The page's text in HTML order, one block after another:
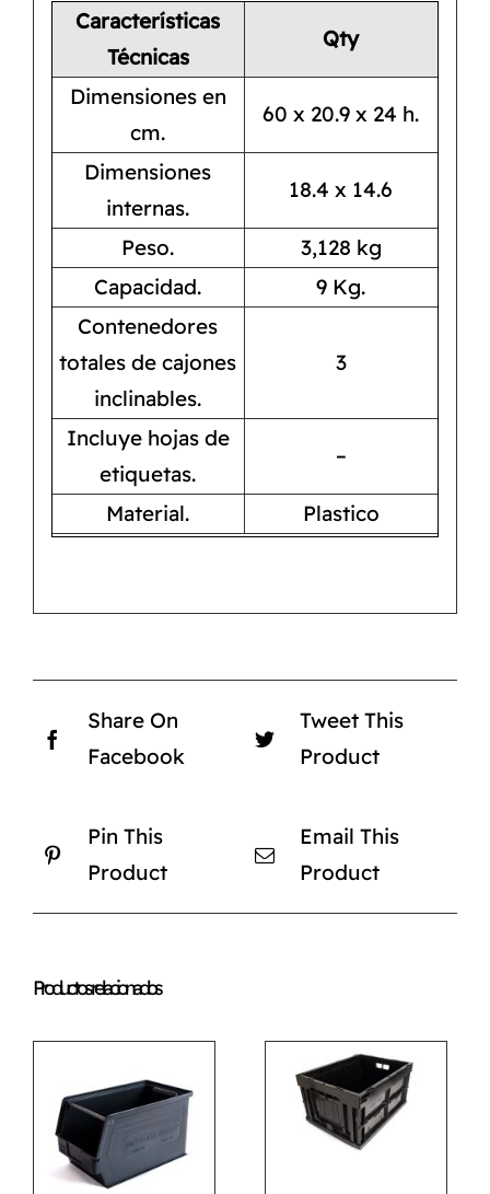
Características
Técnicas
Qty
Dimensiones en
cm.
60 x 20.9 x 24 h.
Dimensiones
internas.
18.4 x 14.6
Peso.
3,128 kg
Capacidad.
9 Kg.
Contenedores
totales de cajones
inclinables.
3
Incluye hojas de
etiquetas.
–
Material. Plastico
Share On
Facebook
Tweet This
Product
Pin This
Product
Email This
Product
Productos relacionados